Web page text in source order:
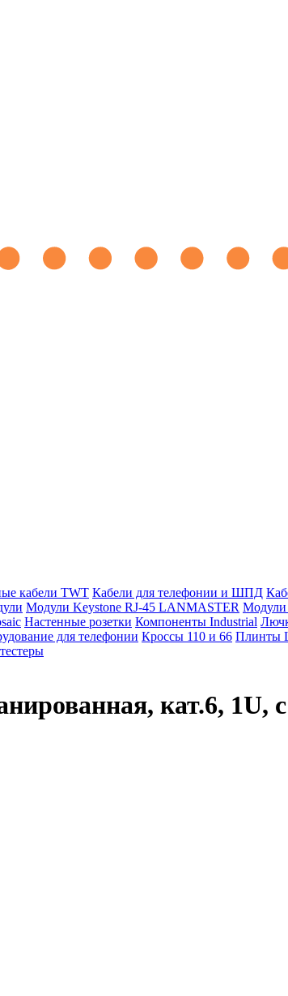
кабели TWT Кабели для телефонии и ШПД
Модули Keystone RJ-45 LANMASTER Модули
Настенные розетки Компоненты Industrial
для телефонии Кроссы 110 и 66 Плинты
кат.6, 1U,